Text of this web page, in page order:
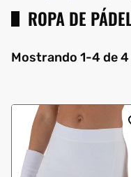
ROPA DE
Mostrando 1-4 de